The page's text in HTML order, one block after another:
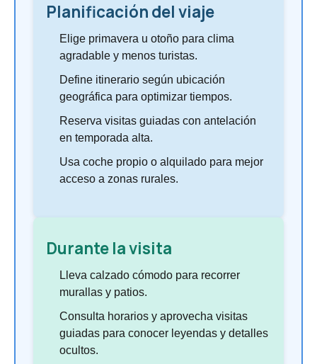
Planificación del viaje
Elige primavera u otoño para clima
agradable y menos turistas.
Define itinerario según ubicación
geográfica para optimizar tiempos.
Reserva visitas guiadas con antelación
en temporada alta.
Usa coche propio o alquilado para mejor
acceso a zonas rurales.
Durante la visita
Lleva calzado cómodo para recorrer
murallas y patios.
Consulta horarios y aprovecha visitas
guiadas para conocer leyendas y detalles
ocultos.